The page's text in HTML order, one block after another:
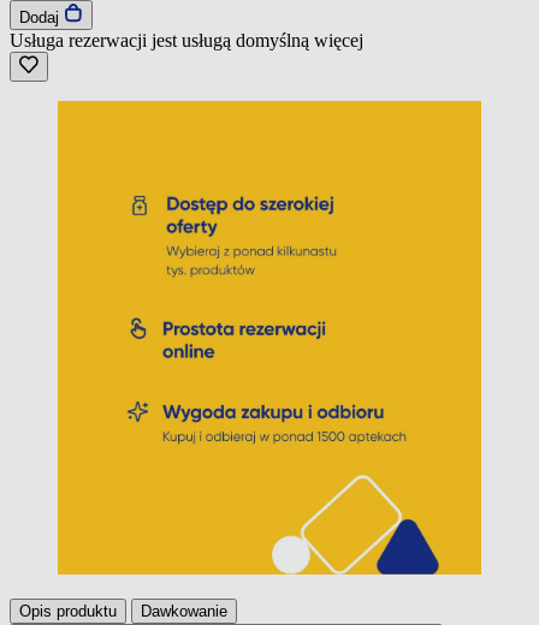
Dodaj
Usługa rezerwacji jest usługą domyślną więcej
Opis produktu
Dawkowanie